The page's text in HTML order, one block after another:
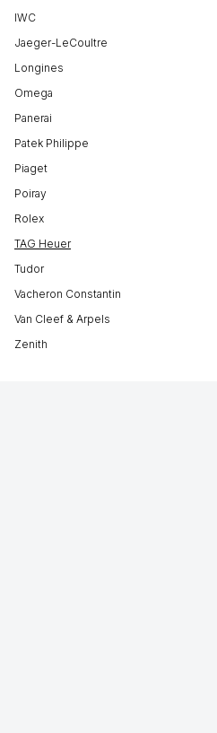
IWC
Jaeger-LeCoultre
Longines
Omega
Panerai
Patek Philippe
Piaget
Poiray
Rolex
TAG Heuer
Tudor
Vacheron Constantin
Van Cleef & Arpels
Zenith